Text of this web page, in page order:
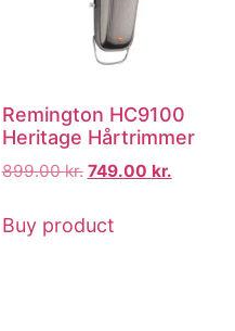
Remington HC9100
Heritage Hårtrimmer
899.00kr. 749.00 kr.
Buy product